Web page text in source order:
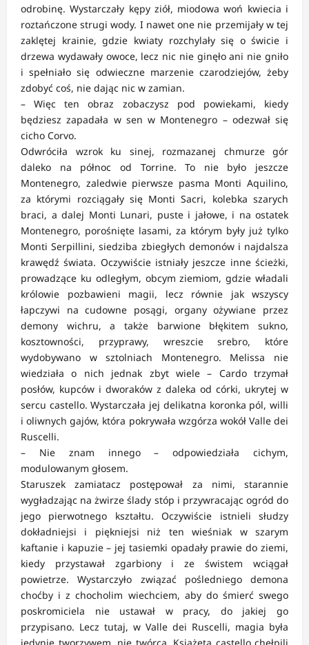
odrobinę. Wystarczały kępy ziół, miodowa woń kwiecia i
roztańczone strugi wody. I nawet one nie przemijały w tej
zaklętej krainie, gdzie kwiaty rozchylały się o świcie i
drzewa wydawały owoce, lecz nic nie ginęło ani nie gniło
i spełniało się odwieczne marzenie czarodziejów, żeby
zdobyć coś, nie dając nic w zamian.
– Więc ten obraz zobaczysz pod powiekami, kiedy
będziesz zapadała w sen w Montenegro – odezwał się
cicho Corvo.
Odwróciła wzrok ku sinej, rozmazanej chmurze gór
daleko na północ od Torrine. To nie było jeszcze
Montenegro, zaledwie pierwsze pasma Monti Aquilino,
za którymi rozciągały się Monti Sacri, kolebka szarych
braci, a dalej Monti Lunari, puste i jałowe, i na ostatek
Montenegro, porośnięte lasami, za którym były już tylko
Monti Serpillini, siedziba zbiegłych demonów i najdalsza
krawędź świata. Oczywiście istniały jeszcze inne ścieżki,
prowadzące ku odległym, obcym ziemiom, gdzie władali
królowie pozbawieni magii, lecz równie jak wszyscy
łapczywi na cudowne posągi, organy ożywiane przez
demony wichru, a także barwione błękitem sukno,
kosztowności, przyprawy, wreszcie srebro, które
wydobywano w sztolniach Montenegro. Melissa nie
wiedziała o nich jednak zbyt wiele – Cardo trzymał
posłów, kupców i dworaków z daleka od córki, ukrytej w
sercu castello. Wystarczała jej delikatna koronka pól, willi
i oliwnych gajów, która pokrywała wzgórza wokół Valle dei
Ruscelli.
– Nie znam innego – odpowiedziała cichym,
modulowanym głosem.
Staruszek zamiatacz postępował za nimi, starannie
wygładzając na żwirze ślady stóp i przywracając ogród do
jego pierwotnego kształtu. Oczywiście istnieli słudzy
dokładniejsi i piękniejsi niż ten wieśniak w szarym
kaftanie i kapuzie – jej tasiemki opadały prawie do ziemi,
kiedy przystawał zgarbiony i ze świstem wciągał
powietrze. Wystarczyło związać pośledniego demona
choćby i z chocholim wiechciem, aby do śmierć swego
poskromiciela nie ustawał w pracy, do jakiej go
przypisano. Lecz tutaj, w Valle dei Ruscelli, magia była